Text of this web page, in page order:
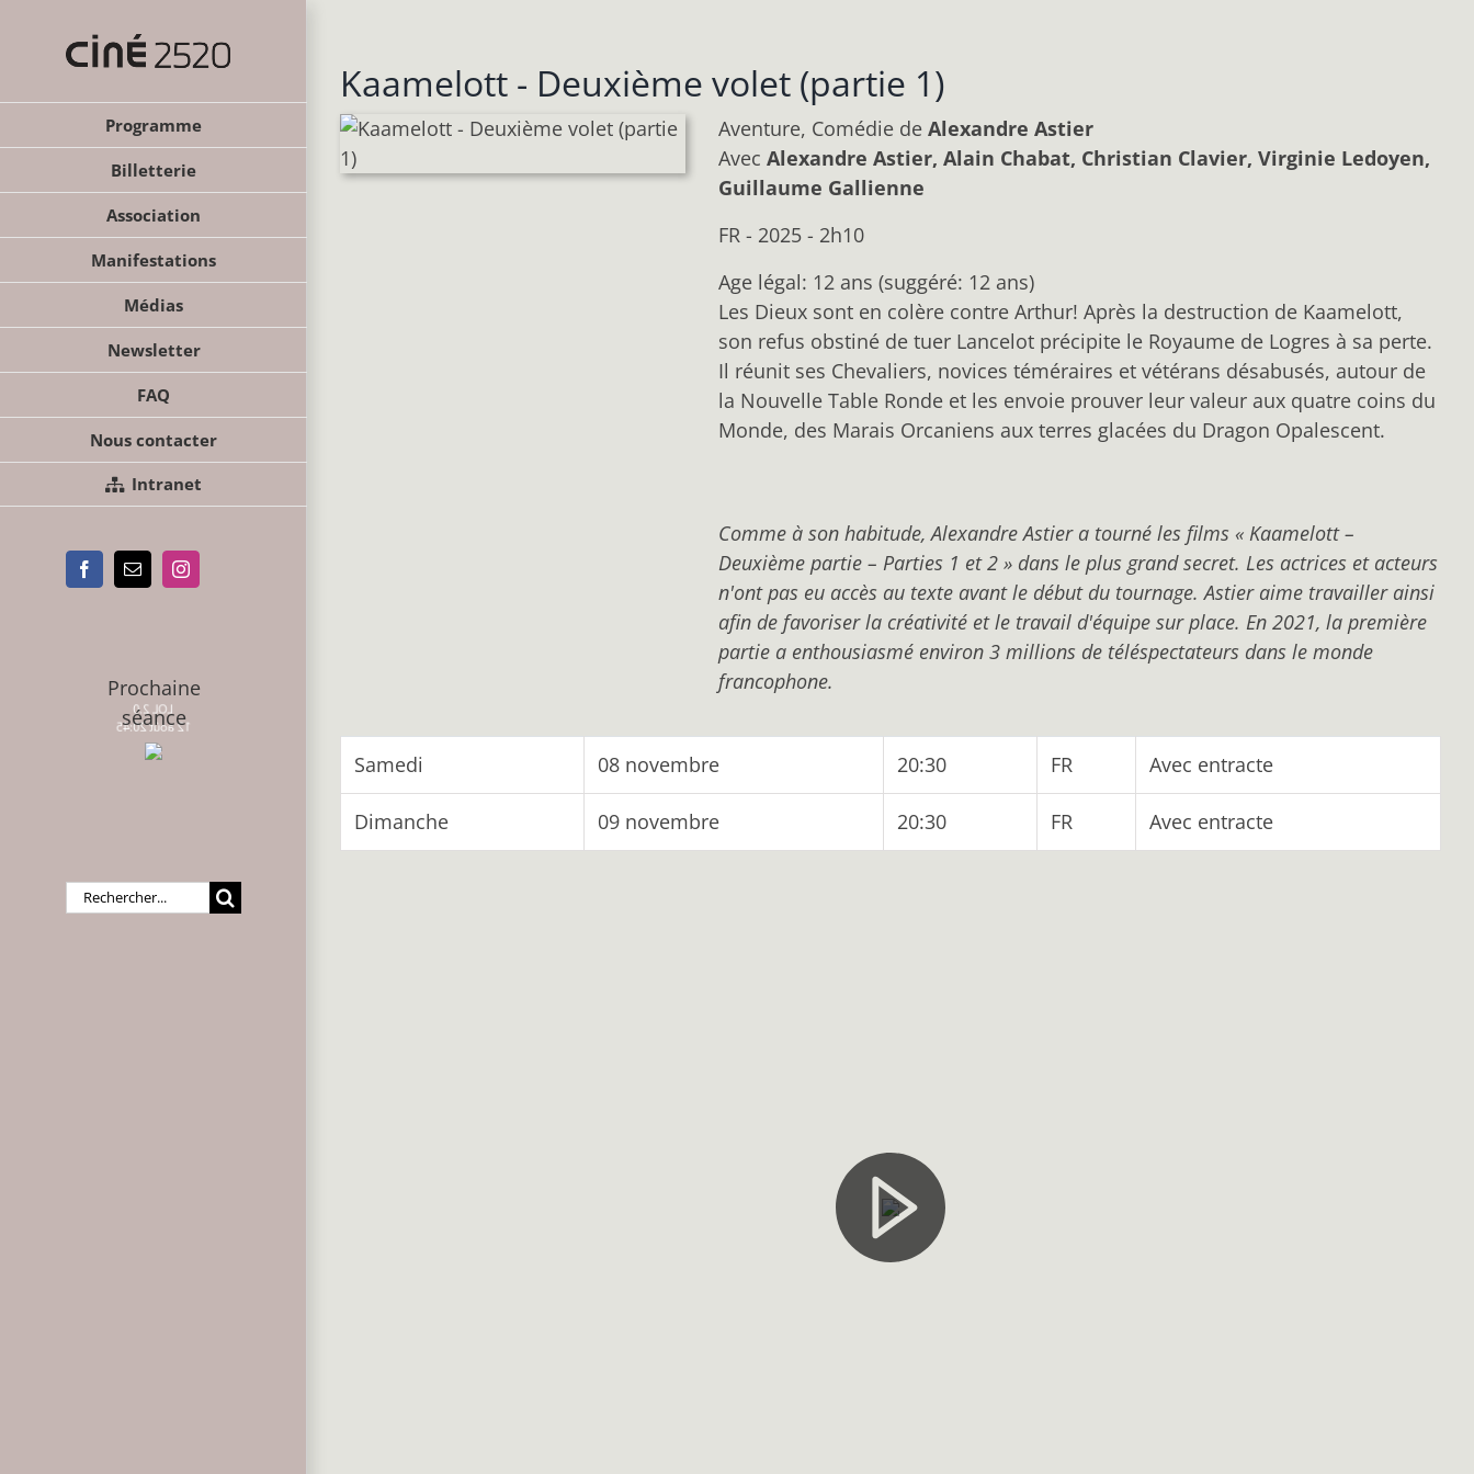
contenu
Programme
Billetterie
Association
Manifestations
Médias
Newsletter
FAQ
Nous contacter
Intranet
FacebookEmail Instagram
Prochaine
séance
LOL 2.0
12 août 20:45
Rechercher:
Kaamelott - Deuxième volet (partie 1)
Aventure, Comédie de Alexandre Astier
Avec Alexandre Astier, Alain Chabat, Christian Clavier, Virginie Ledoyen,
Guillaume Gallienne
FR - 2025 - 2h10
Age légal: 12 ans (suggéré: 12 ans)
Les Dieux sont en colère contre Arthur! Après la destruction de Kaamelott,
son refus obstiné de tuer Lancelot précipite le Royaume de Logres à sa perte.
Il réunit ses Chevaliers, novices téméraires et vétérans désabusés, autour de
la Nouvelle Table Ronde et les envoie prouver leur valeur aux quatre coins du
Monde, des Marais Orcaniens aux terres glacées du Dragon Opalescent.
Comme à son habitude, Alexandre Astier a tourné les films « Kaamelott –
Deuxième partie – Parties 1 et 2 » dans le plus grand secret. Les actrices et acteurs
n'ont pas eu accès au texte avant le début du tournage. Astier aime travailler ainsi
afin de favoriser la créativité et le travail d'équipe sur place. En 2021, la première
partie a enthousiasmé environ 3 millions de téléspectateurs dans le monde
francophone.
Samedi 08 novembre 20:30 FR Avec entracte
Dimanche 09 novembre 20:30 FR Avec entracte